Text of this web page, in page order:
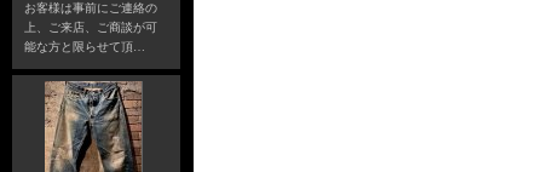
お客様は事前にご連絡の
上、ご来店、ご商談が可
能な方と限らせて頂…